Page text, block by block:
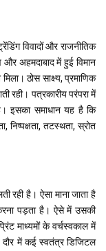
विवादों और राजनीतिक
और अहमदाबाद में हुई विमान
ठोस साक्ष्य, प्रमाणिक
रही। पत्रकारीय परंपरा में
इसका समाधान यह है कि
निष्पक्षता, तटस्थता, स्रोत
रही है। ऐसा माना जाता है
पड़ता है। ऐसे में उसकी
माध्यमों के वर्चस्वकाल में
दौर में कई स्वतंत्र डिजिटल